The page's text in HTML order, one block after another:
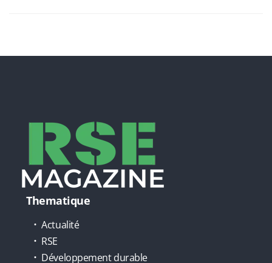
Thematique
Actualité
RSE
Développement durable